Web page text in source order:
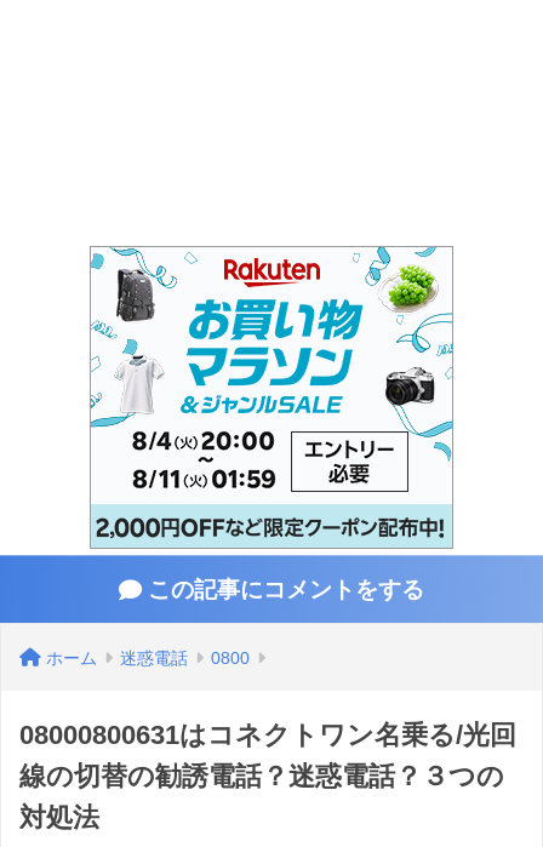
この記事にコメントをする
ホーム 迷惑電話 0800
08000800631はコネクトワン名乗る/光回
線の切替の勧誘電話？迷惑電話？３つの
対処法